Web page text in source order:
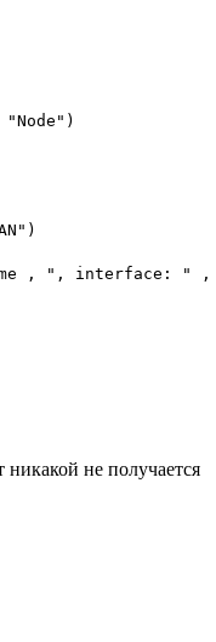
" ,
никакой не получается